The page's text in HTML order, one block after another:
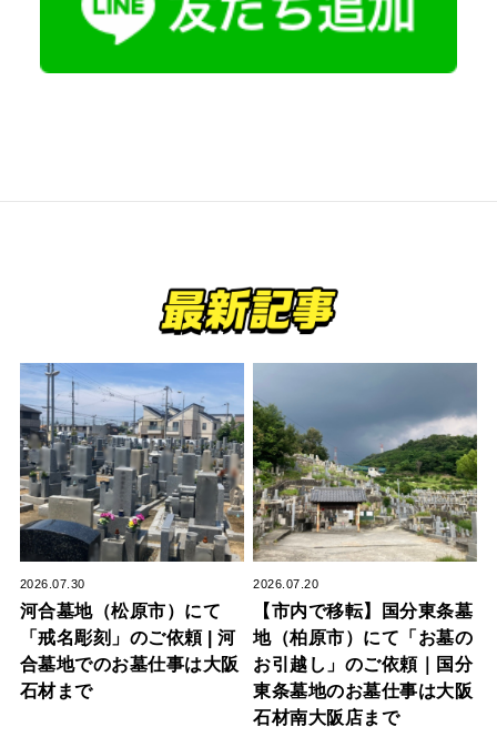
2026.07.30
河合墓地（松原市）にて
「戒名彫刻」のご依頼 | 河
合墓地でのお墓仕事は大阪
石材まで
2026.07.20
【市内で移転】国分東条墓
地（柏原市）にて「お墓の
お引越し」のご依頼｜国分
東条墓地のお墓仕事は大阪
石材南大阪店まで